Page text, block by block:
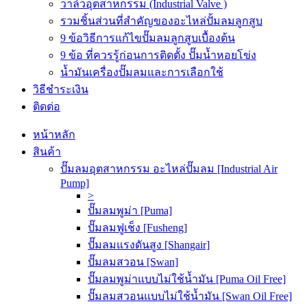
วาล์วอุตสาหกรรม (Industrial Valve )
รวมชิ้นส่วนที่สำคัญของอะไหล่ปั้มลมลูกสูบ
9 ข้อวิธีการแก้ไขปั๊มลมลูกสูบเบื้องต้น
9 ข้อ ที่ควรรู้ก่อนการติดตั้ง ปั๊มน้ำหอยโข่ง
น้ำมันเครื่องปั๊มลมและการเลือกใช้
วิธีชำระเงิน
ติดต่อ
หน้าหลัก
สินค้า
ปั๊มลมอุตสาหกรรม อะไหล่ปั๊มลม [Industrial Air
Pump]
>
ปั๊มลมพูม่า [Puma]
ปั๊มลมฟูเช็ง [Fusheng]
ปั๊มลมแรงดันสูง [Shangair]
ปั๊มลมสวอน [Swan]
ปั๊มลมพูม่าแบบไม่ใช้น้ำมัน [Puma Oil Free]
ปั๊มลมสวอนแบบไม่ใช้น้ำมัน [Swan Oil Free]